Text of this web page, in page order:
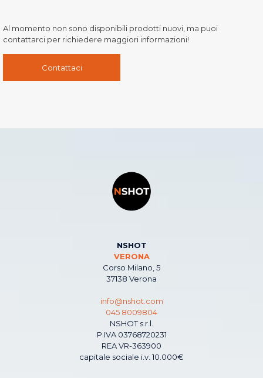
Al momento non sono disponibili prodotti nuovi, ma puoi
contattarci per richiedere maggiori informazioni!
Contattaci
NSHOT
VERONA
Corso Milano, 5
37138 Verona
info@nshot.com
045 8009804
NSHOT s.r.l.
P.IVA 03768720231
REA VR-363900
capitale sociale i.v. 10.000€